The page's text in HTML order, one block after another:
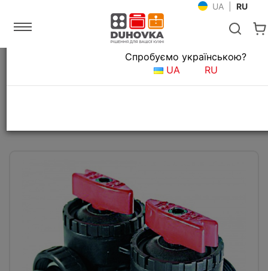
UA RU
Фильтры для воды Фильтрационные системы
Байпасный вентиль для Clack WS 1
Язык магазина
Спробуємо українською?
UA
RU